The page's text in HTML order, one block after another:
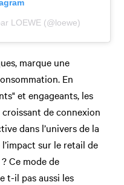
LOEWE (@loewe)
marque une
En
et engageants, les
de connexion
dans l’univers de la
sur le retail de
Ce mode de
t-il pas aussi les